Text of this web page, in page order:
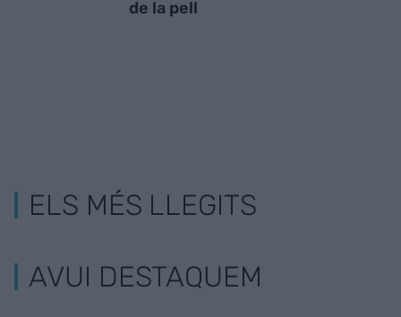
de la pell
ELS MÉS LLEGITS
AVUI DESTAQUEM